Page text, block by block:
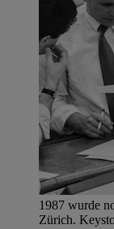
1987 wurde
Zürich.